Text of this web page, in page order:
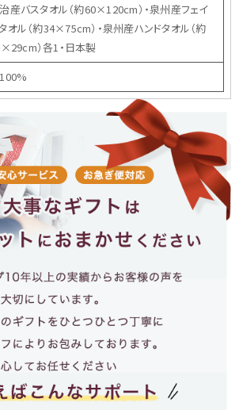
産バスタオル（約60×120cm）・泉州産フェイ
オル（約34×75cm）・泉州産ハンドタオル（約
）各1・日本製